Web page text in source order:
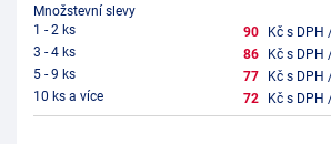
Množstevní slevy
1 - 2 ks
90 Kč s DPH
3 - 4 ks
86 Kč s DPH
5 - 9 ks
77 Kč s DPH
10 ks a více
72 Kč s DPH